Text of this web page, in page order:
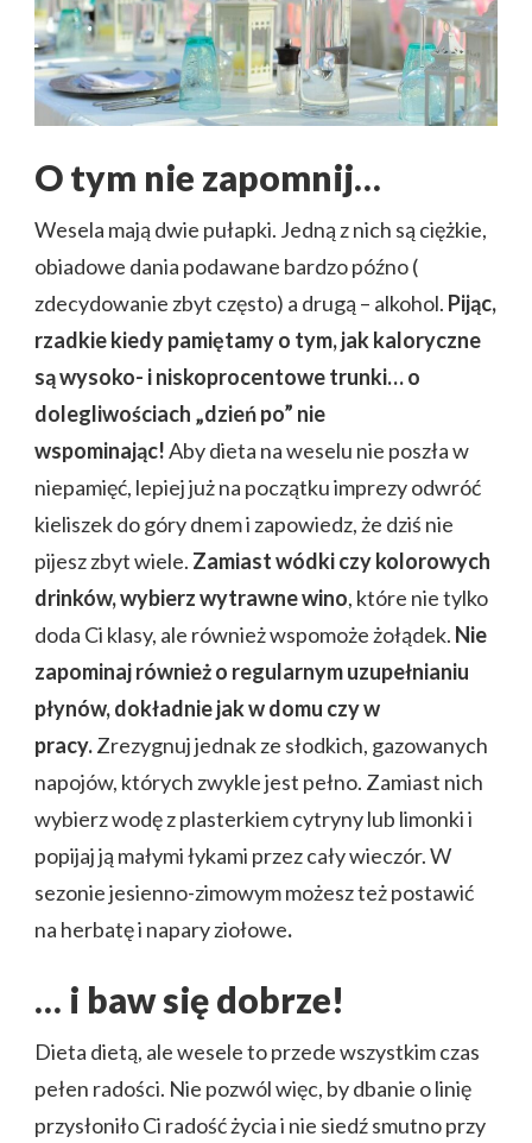
O tym nie zapomnij…
Wesela mają dwie pułapki. Jedną z nich są ciężkie,
obiadowe dania podawane bardzo późno (
zdecydowanie zbyt często) a drugą – alkohol. Pijąc,
rzadkie kiedy pamiętamy o tym, jak kaloryczne
są wysoko- i niskoprocentowe trunki… o
dolegliwościach „dzień po” nie
wspominając!Aby dieta na weselu nie poszła w
niepamięć, lepiej już na początku imprezy odwróć
kieliszek do góry dnem i zapowiedz, że dziś nie
pijesz zbyt wiele. Zamiast wódki czy kolorowych
drinków, wybierz wytrawne wino, które nie tylko
doda Ci klasy, ale również wspomoże żołądek. Nie
zapominaj również o regularnym uzupełnianiu
płynów, dokładnie jak w domu czy w
pracy.Zrezygnuj jednak ze słodkich, gazowanych
napojów, których zwykle jest pełno. Zamiast nich
wybierz wodę z plasterkiem cytryny lub limonki i
popijaj ją małymi łykami przez cały wieczór. W
sezonie jesienno-zimowym możesz też postawić
na herbatę i napary ziołowe.
… i baw się dobrze!
Dieta dietą, ale wesele to przede wszystkim czas
pełen radości. Nie pozwól więc, by dbanie o linię
przysłoniło Ci radość życia i nie siedź smutno przy